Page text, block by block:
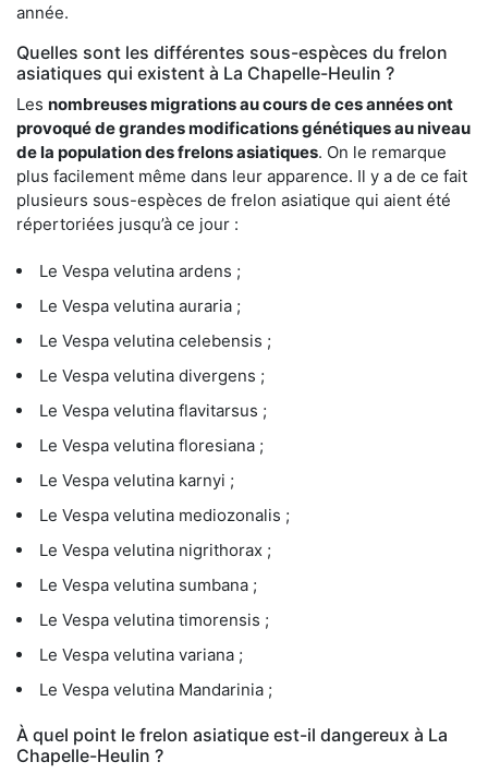
année.
Quelles sont les différentes sous-espèces du frelon
asiatiques qui existent à La Chapelle-Heulin ?
Les nombreuses migrations au cours de ces années ont
provoqué de grandes modifications génétiques au niveau
de la population des frelons asiatiques. On le remarque
plus facilement même dans leur apparence. Il y a de ce fait
plusieurs sous-espèces de frelon asiatique qui aient été
répertoriées jusqu’à ce jour :
Le Vespa velutina ardens ;
Le Vespa velutina auraria ;
Le Vespa velutina celebensis ;
Le Vespa velutina divergens ;
Le Vespa velutina flavitarsus ;
Le Vespa velutina floresiana ;
Le Vespa velutina karnyi ;
Le Vespa velutina mediozonalis ;
Le Vespa velutina nigrithorax ;
Le Vespa velutina sumbana ;
Le Vespa velutina timorensis ;
Le Vespa velutina variana ;
Le Vespa velutina Mandarinia ;
À quel point le frelon asiatique est-il dangereux à La
Chapelle-Heulin ?